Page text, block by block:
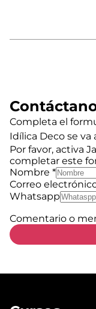
Completa el
Idílica Deco se va
Por favor, activa
completar este
Nombre *
Correo
Whatsapp
Comentario o